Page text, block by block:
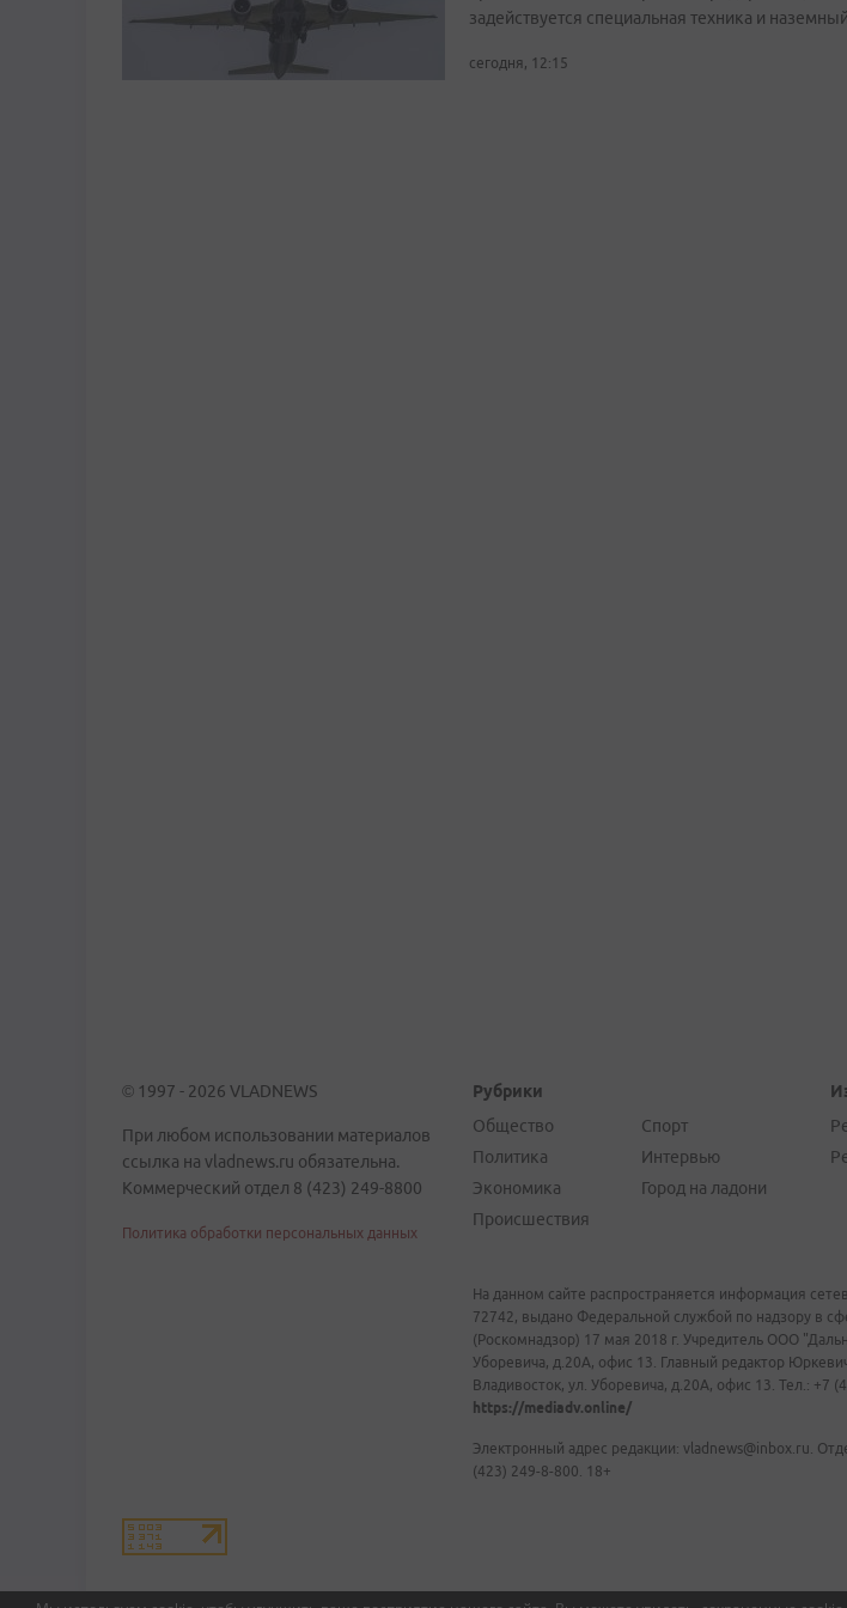
задействуется специальная техника и
сегодня, 12:15
© 1997 - 2026 VLADNEWS
При любом использовании материалов
ссылка на vladnews.ru обязательна.
Коммерческий отдел 8 (423) 249-8800
Политика обработки персональных данных
Рубрики
Общество
Политика
Экономика
Происшествия
Спорт
Интервью
Город на ладони
На данном сайте распространяется информация
72742, выдано Федеральной службой по надзору в
(Роскомнадзор) 17 мая 2018 г. Учредитель ООО
Уборевича, д.20А, офис 13. Главный редактор
Владивосток, ул. Уборевича, д.20А, офис 13. Тел.: +7
https://mediadv.online/
Электронный адрес редакции: vladnews@inbox.ru.
(423) 249-8-800. 18+